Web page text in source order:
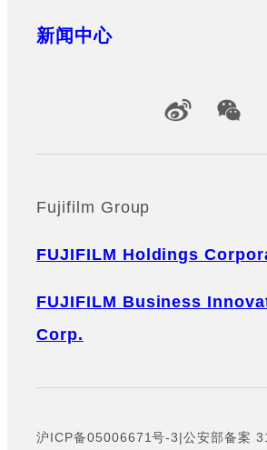
新闻中心
Official Social Media
Fujifilm Group
FUJIFILM Holdings
FUJIFILM Business
Corp.
沪ICP备05006671号-3|公安部备案